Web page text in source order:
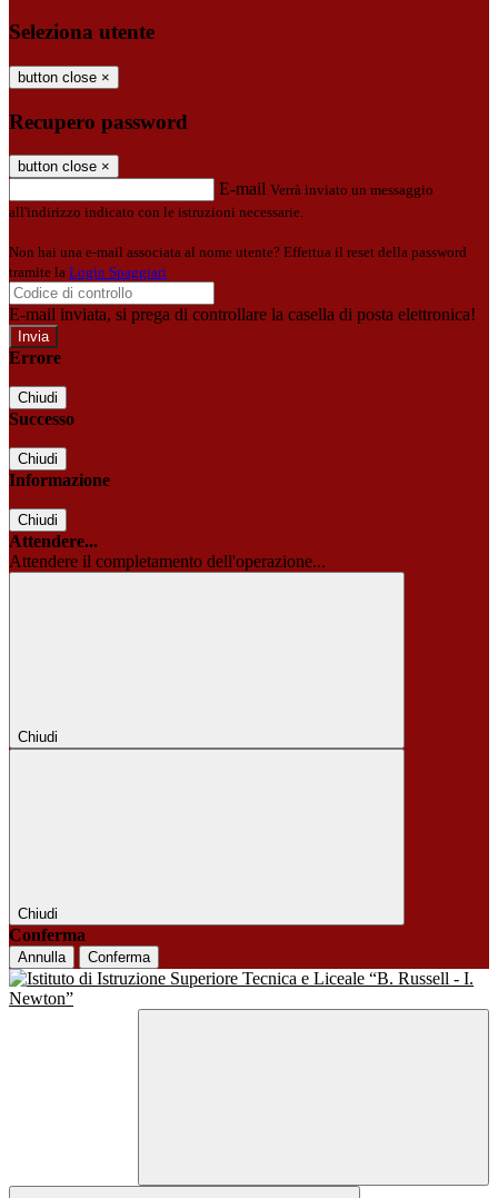
Seleziona utente
button close ×
Recupero password
button close ×
E-mail Verrà inviato un messaggio
all'indirizzo indicato con le istruzioni necessarie.
Non hai una e-mail associata al nome utente? Effettua il reset della password
tramite la Login Spaggiari
E-mail inviata, si prega di controllare la casella di posta elettronica!
Errore
Chiudi
Successo
Chiudi
Informazione
Chiudi
Attendere...
Attendere il completamento dell'operazione...
Chiudi
Chiudi
Conferma
Annulla Conferma